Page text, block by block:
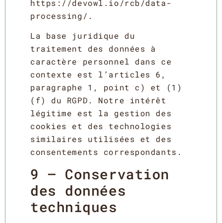
https://devowl.io/rcb/data-
processing/ .
La base juridique du
traitement des données à
caractère personnel dans ce
contexte est l’articles 6,
paragraphe 1, point c) et (1)
(f) du RGPD. Notre intérêt
légitime est la gestion des
cookies et des technologies
similaires utilisées et des
consentements correspondants.
9 – Conservation
des données
techniques